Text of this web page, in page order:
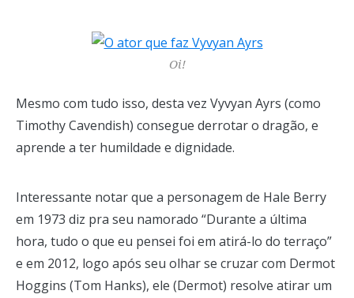
Oi!
Mesmo com tudo isso, desta vez Vyvyan Ayrs (como
Timothy Cavendish) consegue derrotar o dragão, e
aprende a ter humildade e dignidade.
Interessante notar que a personagem de Hale Berry
em 1973 diz pra seu namorado “Durante a última
hora, tudo o que eu pensei foi em atirá-lo do terraço”
e em 2012, logo após seu olhar se cruzar com Dermot
Hoggins (Tom Hanks), ele (Dermot) resolve atirar um